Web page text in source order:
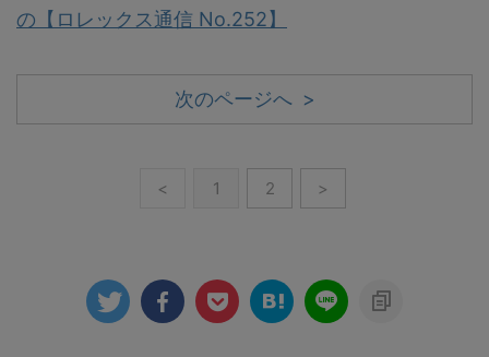
の【ロレックス通信 No.252】
次のページへ >
< 1 2 >